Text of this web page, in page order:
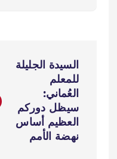
ص
السيدة الجليلة
للمعلم
العُماني:
سيظل دوركم
العظيم أساس
نهضة الأمم